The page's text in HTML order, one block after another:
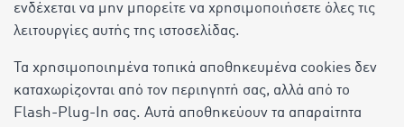
ενδέχεται να μην μπορείτε να χρησιμοποιήσετε όλες τις
λειτουργίες αυτής της ιστοσελίδας.
Τα χρησιμοποιημένα τοπικά αποθηκευμένα cookies δεν
καταχωρίζονται από τον περιηγητή σας, αλλά από το
Flash-Plug-In σας. Αυτά αποθηκεύουν τα απαραίτητα